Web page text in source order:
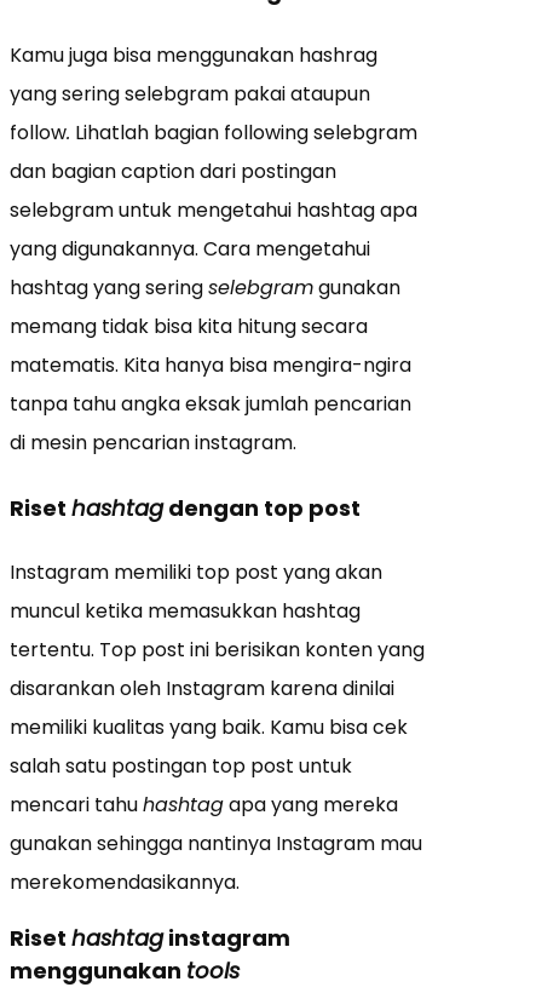
Kamu juga bisa menggunakan hashrag
yang sering selebgram pakai ataupun
follow. Lihatlah bagian following selebgram
dan bagian caption dari postingan
selebgram untuk mengetahui hashtag apa
yang digunakannya. Cara mengetahui
hashtag yang seringselebgramgunakan
memang tidak bisa kita hitung secara
matematis. Kita hanya bisa mengira-ngira
tanpa tahu angka eksak jumlah pencarian
di mesin pencarian instagram.
Riset hashtagdengan top post
Instagram memiliki top post yang akan
muncul ketika memasukkan hashtag
tertentu. Top post ini berisikan konten yang
disarankan oleh Instagram karena dinilai
memiliki kualitas yang baik. Kamu bisa cek
salah satu postingan top post untuk
mencari tahuhashtagapa yang mereka
gunakan sehingga nantinya Instagram mau
merekomendasikannya.
Riset hashtaginstagram
menggunakan tools